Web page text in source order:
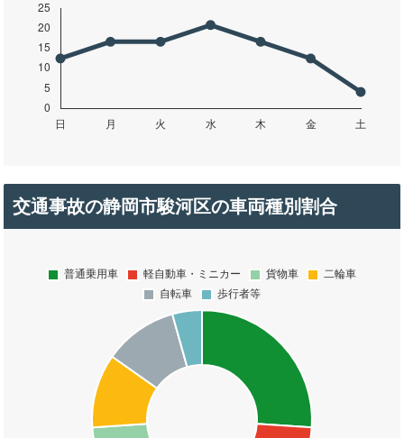
交通事故の静岡市駿河区の車両種別割合